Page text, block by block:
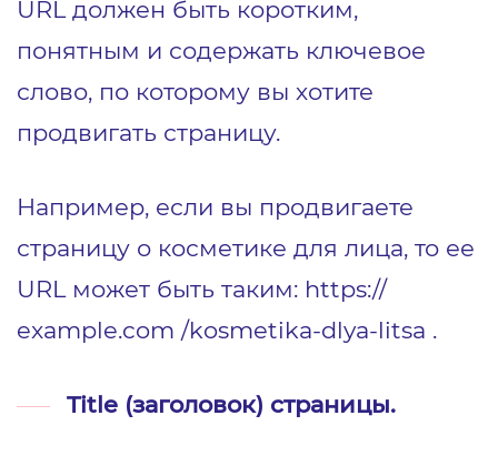
URL должен быть коротким,
понятным и содержать ключевое
слово, по которому вы хотите
продвигать страницу.
Например, если вы продвигаете
страницу о косметике для лица, то ее
URL может быть таким: https://
example.com /kosmetika-dlya-litsa .
Title (заголовок) страницы.